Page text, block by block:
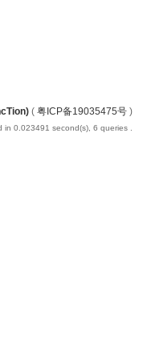
( 粤ICP备19035475号)
0.023491 second(s), 6 queries .